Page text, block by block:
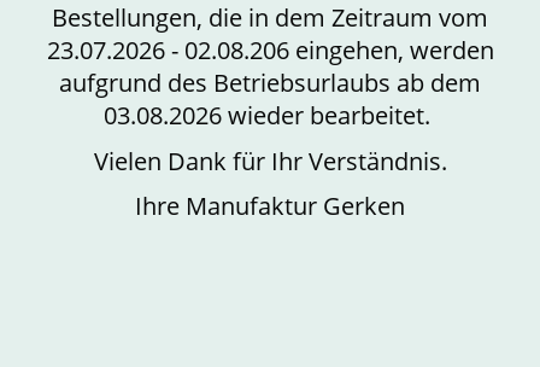
Bestellungen, die in dem Zeitraum vom
23.07.2026 - 02.08.206 eingehen, werden
aufgrund des Betriebsurlaubs ab dem
03.08.2026 wieder bearbeitet.
Vielen Dank für Ihr Verständnis.
Ihre Manufaktur Gerken